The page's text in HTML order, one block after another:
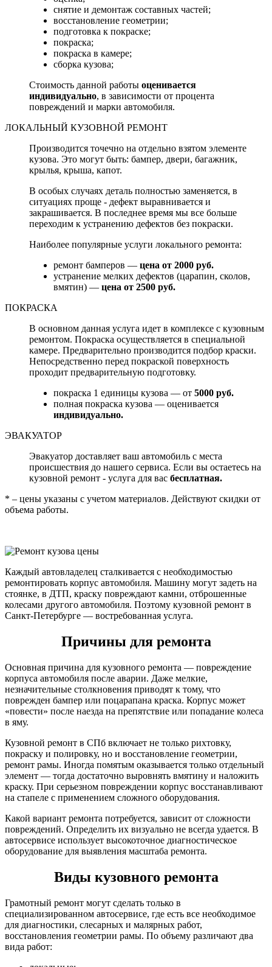
снятие и демонтаж составных частей;
восстановление геометрии;
подготовка к покраске;
покраска;
покраска в камере;
сборка кузова;
Стоимость данной работы оценивается
индивидуально, в зависимости от процента
повреждений и марки автомобиля.
ЛОКАЛЬНЫЙ КУЗОВНОЙ РЕМОНТ
Производится точечно на отдельно взятом элементе
кузова. Это могут быть: бампер, двери, багажник,
крылья, крыша, капот.
В особых случаях деталь полностью заменяется, в
ситуациях проще - дефект выравнивается и
закрашивается. В последнее время мы все больше
переходим к устранению дефектов без покраски.
Наиболее популярные услуги локального ремонта:
ремонт бамперов — цена от 2000 руб.
устранение мелких дефектов (царапин, сколов,
вмятин) — цена от 2500 руб.
ПОКРАСКА
В основном данная услуга идет в комплексе с кузовным
ремонтом. Покраска осуществляется в специальной
камере. Предварительно производится подбор краски.
Непосредственно перед покраской поверхность
проходит предварительную подготовку.
покраска 1 единицы кузова — от 5000 руб.
полная покраска кузова — оценивается
индивидуально.
ЭВАКУАТОР
Эвакуатор доставляет ваш автомобиль с места
происшествия до нашего сервиса. Если вы остаетесь на
кузовной ремонт - услуга для вас бесплатная.
* – цены указаны с учетом материалов. Действуют скидки от
объема работы.
Каждый автовладелец сталкивается с необходимостью
ремонтировать корпус автомобиля. Машину могут задеть на
стоянке, в ДТП, краску повреждают камни, отброшенные
колесами другого автомобиля. Поэтому кузовной ремонт в
Санкт-Петербурге — востребованная услуга.
Причины для ремонта
Основная причина для кузовного ремонта — повреждение
корпуса автомобиля после аварии. Даже мелкие,
незначительные столкновения приводят к тому, что
поврежден бампер или поцарапана краска. Корпус может
«повести» после наезда на препятствие или попадание колеса
в яму.
Кузовной ремонт в СПб включает не только рихтовку,
покраску и полировку, но и восстановление геометрии,
ремонт рамы. Иногда помятым оказывается только отдельный
элемент — тогда достаточно выровнять вмятину и наложить
краску. При серьезном повреждении корпус восстанавливают
на стапеле с применением сложного оборудования.
Какой вариант ремонта потребуется, зависит от сложности
повреждений. Определить их визуально не всегда удается. В
автосервисе использует высокоточное диагностическое
оборудование для выявления масштаба ремонта.
Виды кузовного ремонта
Грамотный ремонт могут сделать только в
специализированном автосервисе, где есть все необходимое
для диагностики, слесарных и малярных работ,
восстановления геометрии рамы. По объему различают два
вида работ: